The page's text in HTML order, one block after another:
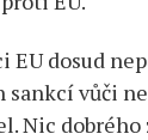
EU dosud
sankcí vůči
Nic